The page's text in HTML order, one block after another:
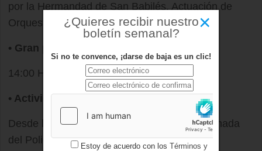
por la Hermandad de San Babilés. Actuación de
Orquesta, hasta media tarde.
• Gran paella popular
14:00 H. – Explanada del Polideportivo.
• Actividades infantiles
Desde la mañana hasta las 19:00 H. – Explanada
del Polideportivo.
×
¿Quieres recibir nuestro
boletín semanal?
Si no te convence, ¡darse de baja es un clic!
Estoy de acuerdo con los Términos y